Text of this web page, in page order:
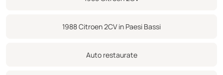
1988 Citroen 2CV in Paesi Bassi
Auto restaurate